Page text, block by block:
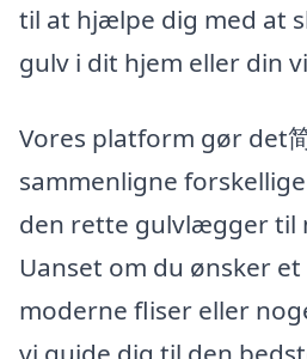
til at hjælpe dig med at
gulv i dit hjem eller din
Vores platform gør det
sammenligne
den rette gulvlægger til
Uanset om du ønsker
moderne fliser eller